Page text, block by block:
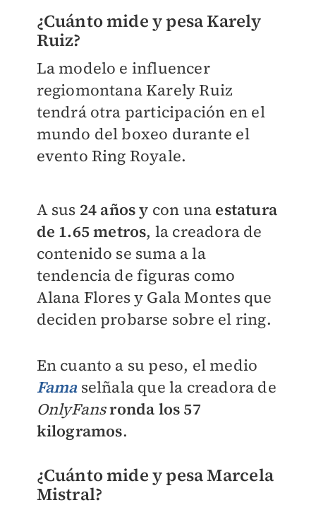
¿Cuánto mide y pesa Karely
Ruiz?
La modelo e influencer
regiomontana Karely Ruiz
tendrá otra participación en el
mundo del boxeo durante el
evento Ring Royale.
A sus 24 años y con una estatura
de 1.65 metros, la creadora de
contenido se suma a la
tendencia de figuras como
Alana Flores y Gala Montes que
deciden probarse sobre el ring.
En cuanto a su peso, el medio
Fama selñala que la creadora de
OnlyFansronda los 57
kilogramos.
¿Cuánto mide y pesa Marcela
Mistral?